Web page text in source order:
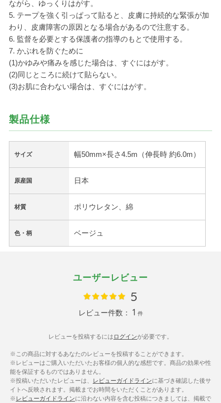
ながら、ゆっくりはがす。
5. テープを強く引っぱって貼ると、皮膚に持続的な緊張が加
わり、皮膚障害の原因となる場合があるので注意する。
6. 監督を必要とする保護者の指導のもとで使用する。
7. かぶれを防ぐために
(1)かゆみや痛みを感じた場合は、すぐにはがす。
(2)同じところに続けて貼らない。
(3)お肌に合わない場合は、すぐにはがす。
製品仕様
サイズ 幅50mm×長さ4.5m（伸長時 約6.0m）
原産国 日本
材質 ポリウレタン、綿
色・柄 ベージュ
ユーザーレビュー
5
レビュー件数： 1 件
レビューを投稿するには ログインが必要です。
※この商品に対するあなたのレビューを投稿することができます。
※レビューはご購入いただいたお客様の個人的な感想です。商品の効果や性
能を保証するものではありません。
※投稿いただいたレビューは、 レビューガイドラインに基づき確認した後サ
イトへ反映されます。掲載までお時間をいただくことがあります。
※レビューガイドラインに沿わない内容を含む投稿につきましては、掲載で